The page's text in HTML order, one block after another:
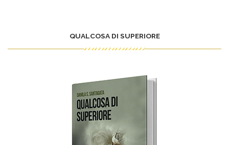
QUALCOSA DI SUPERIORE